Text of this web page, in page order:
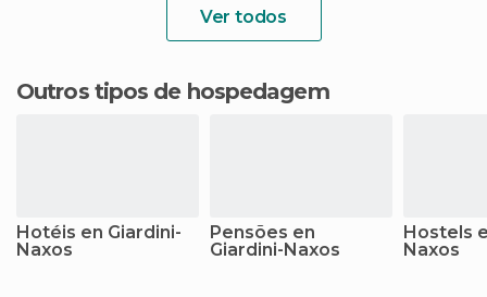
Ver todos
Outros tipos de hospedagem
Hotéis en Giardini-
Naxos
Pensões en
Giardini-Naxos
Hostels
Naxos